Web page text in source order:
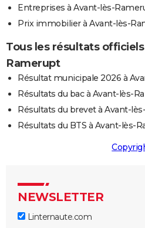
Entreprises à Avant-lès-
Prix immobilier à Avant-lès-
Tous les résultats
Ramerupt
Résultat municipale 2026 à
Résultats du bac à Avant-lès-
Résultats du brevet à Avant-
Résultats du BTS à Avant-lès-
NEWSLETTER
Linternaute.com